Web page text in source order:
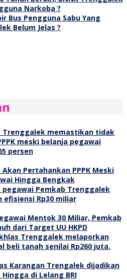
Narkoba ?
Bus Pengguna Sabu Yang
Belum Jelas ?
Pertahankan PPPK Meski
Hingga Bengkak
Mentok 30 Miliar, Pemkab
dari Target UU HKPD
Karangan Trengalek dijadikan
di Lelang BRI